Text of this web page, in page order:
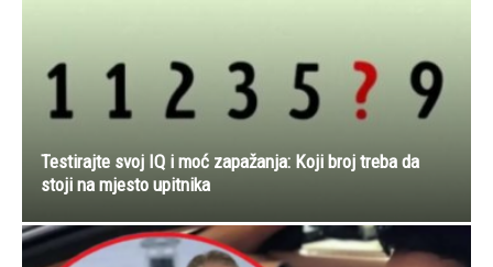
Testirajte svoj IQ i moć zapažanja: Koji broj treba da
stoji na mjesto upitnika